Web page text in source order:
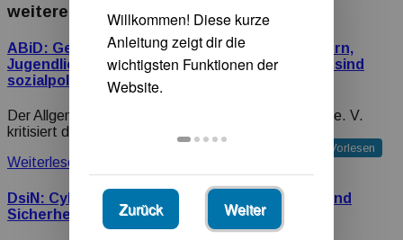
weitere Vorschläge für Sie
ABiD: Geplante Milliardenkürzungen bei Kindern,
Jugendlichen und Menschen mit Behinderung sind
sozialpolitischer Tabubruch
Der Allgemeine Behindertenverband in Deutschland e. V.
kritisiert die bekannt…
Weiterlesen
Vorlesen
DsiN: Cyberresilienz stärken für Demokratie und
Sicherheit
Zurück Weiter